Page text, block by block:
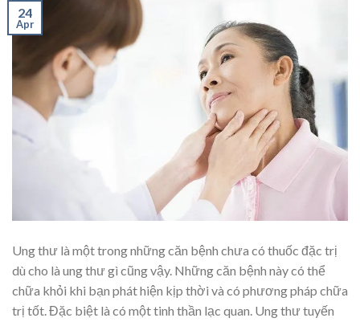
24
Apr
Ung thư là một trong những căn bệnh chưa có thuốc đặc trị
dù cho là ung thư gì cũng vậy. Những căn bệnh này có thể
chữa khỏi khi bạn phát hiện kịp thời và có phương pháp chữa
trị tốt. Đặc biệt là có một tinh thần lạc quan. Ung thư tuyến